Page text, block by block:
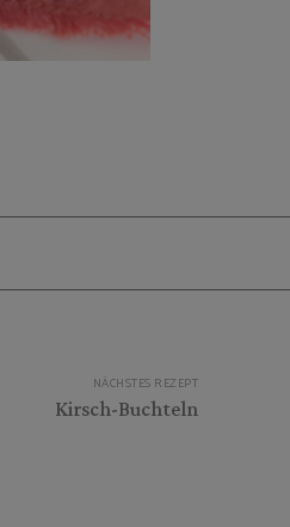
NÄCHSTES REZEPT
Kirsch-Buchteln